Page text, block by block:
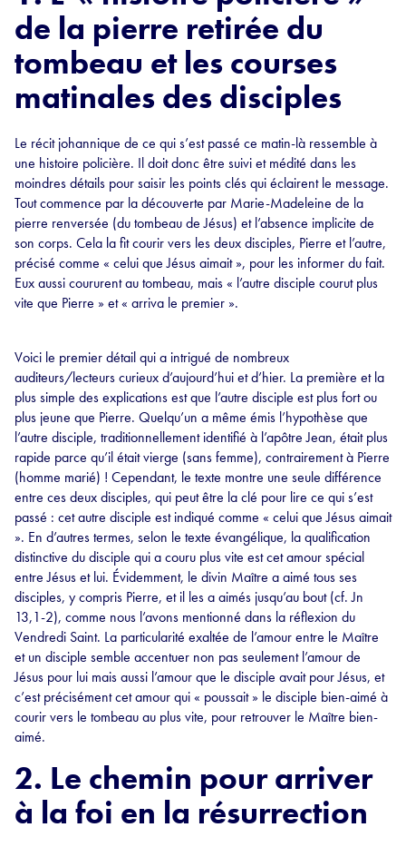
de la pierre retirée du
tombeau et les courses
matinales des disciples
Le récit johannique de ce qui s’est passé ce matin-là ressemble à
une histoire policière. Il doit donc être suivi et médité dans les
moindres détails pour saisir les points clés qui éclairent le message.
Tout commence par la découverte par Marie-Madeleine de la
pierre renversée (du tombeau de Jésus) et l’absence implicite de
son corps. Cela la fit courir vers les deux disciples, Pierre et l’autre,
précisé comme « celui que Jésus aimait », pour les informer du fait.
Eux aussi coururent au tombeau, mais « l’autre disciple courut plus
vite que Pierre » et « arriva le premier ».
Voici le premier détail qui a intrigué de nombreux
auditeurs/lecteurs curieux d’aujourd’hui et d’hier. La première et la
plus simple des explications est que l’autre disciple est plus fort ou
plus jeune que Pierre. Quelqu’un a même émis l’hypothèse que
l’autre disciple, traditionnellement identifié à l’apôtre Jean, était plus
rapide parce qu’il était vierge (sans femme), contrairement à Pierre
(homme marié) ! Cependant, le texte montre une seule différence
entre ces deux disciples, qui peut être la clé pour lire ce qui s’est
passé : cet autre disciple est indiqué comme « celui que Jésus aimait
». En d’autres termes, selon le texte évangélique, la qualification
distinctive du disciple qui a couru plus vite est cet amour spécial
entre Jésus et lui. Évidemment, le divin Maître a aimé tous ses
disciples, y compris Pierre, et il les a aimés jusqu’au bout (cf. Jn
13,1-2), comme nous l’avons mentionné dans la réflexion du
Vendredi Saint. La particularité exaltée de l’amour entre le Maître
et un disciple semble accentuer non pas seulement l’amour de
Jésus pour lui mais aussi l’amour que le disciple avait pour Jésus, et
c’est précisément cet amour qui « poussait » le disciple bien-aimé à
courir vers le tombeau au plus vite, pour retrouver le Maître bien-
aimé.
2. Le chemin pour arriver
à la foi en la résurrection